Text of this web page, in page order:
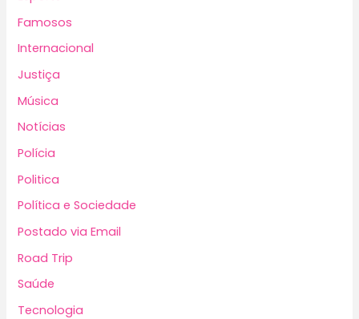
Famosos
Internacional
Justiça
Música
Notícias
Polícia
Politica
Política e Sociedade
Postado via Email
Road Trip
Saúde
Tecnologia